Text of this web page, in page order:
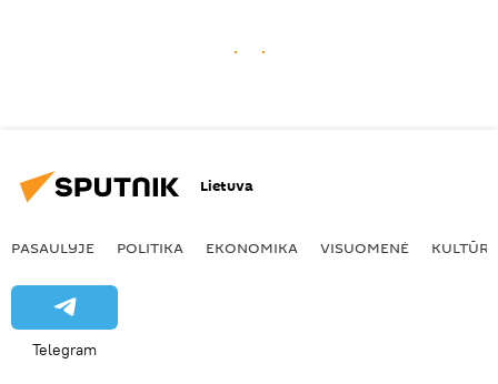
Lietuva
PASAULYJE POLITIKA EKONOMIKA VISUOMENĖ KULTŪRA
Telegram